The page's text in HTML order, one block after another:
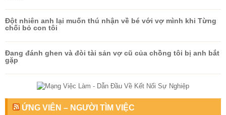
Đột nhiên anh lại muốn thú nhận về bé với vợ mình khi Từng
chối bỏ con tôi
Đang đánh ghen và đòi tài sản vợ cũ của chồng tôi bị anh bắt
gặp
ỨNG VIÊN – NGƯỜI TÌM VIỆC